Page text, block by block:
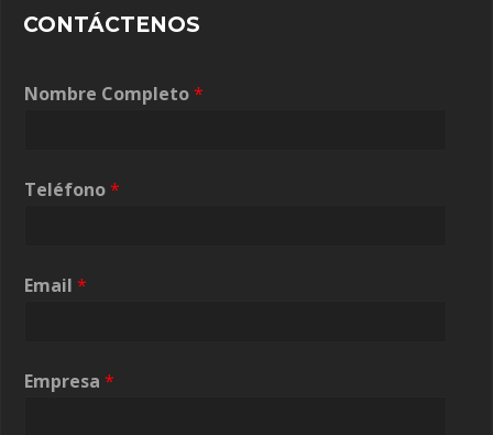
CONTÁCTENOS
Nombre Completo*
Teléfono*
T
e
o
Email *
Empresa *